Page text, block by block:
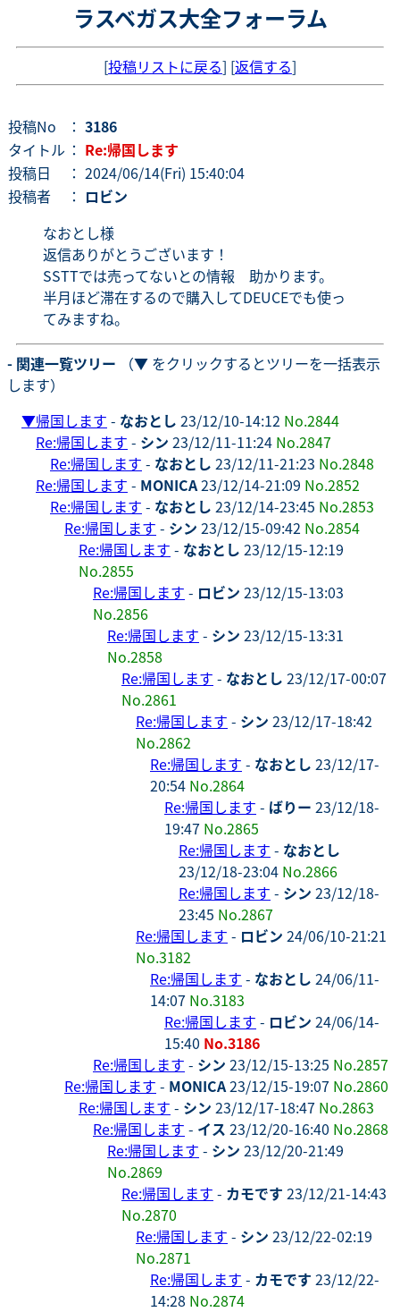
ラスベガス大全フォーラム
[投稿リストに戻る] [返信する]
投稿No ： 3186
タイトル ： Re:帰国します
投稿日
： 2024/06/14(Fri) 15:40:04
投稿者
： ロビン
なおとし様
返信ありがとうございます！
SSTTでは売ってないとの情報 助かります。
半月ほど滞在するので購入してDEUCEでも使っ
てみますね。
- 関連一覧ツリー （▼ をクリックするとツリーを一括表示
します）
▼帰国します - なおとし 23/12/10-14:12 No.2844
Re:帰国します - シン 23/12/11-11:24 No.2847
Re:帰国します - なおとし 23/12/11-21:23 No.2848
Re:帰国します - MONICA23/12/14-21:09 No.2852
Re:帰国します - なおとし 23/12/14-23:45 No.2853
Re:帰国します - シン 23/12/15-09:42 No.2854
Re:帰国します - なおとし 23/12/15-12:19
No.2855
Re:帰国します - ロビン 23/12/15-13:03
No.2856
Re:帰国します - シン 23/12/15-13:31
No.2858
Re:帰国します - なおとし 23/12/17-00:07
No.2861
Re:帰国します - シン 23/12/17-18:42
No.2862
Re:帰国します - なおとし 23/12/17-
20:54 No.2864
Re:帰国します - ばりー 23/12/18-
19:47 No.2865
Re:帰国します - なおとし
23/12/18-23:04 No.2866
Re:帰国します - シン 23/12/18-
23:45 No.2867
Re:帰国します - ロビン 24/06/10-21:21
No.3182
Re:帰国します - なおとし 24/06/11-
14:07 No.3183
Re:帰国します - ロビン 24/06/14-
15:40 No.3186
Re:帰国します - シン 23/12/15-13:25 No.2857
Re:帰国します - MONICA23/12/15-19:07 No.2860
Re:帰国します - シン 23/12/17-18:47 No.2863
Re:帰国します - イス 23/12/20-16:40 No.2868
Re:帰国します - シン 23/12/20-21:49
No.2869
Re:帰国します - カモです 23/12/21-14:43
No.2870
Re:帰国します - シン 23/12/22-02:19
No.2871
Re:帰国します - カモです 23/12/22-
14:28 No.2874